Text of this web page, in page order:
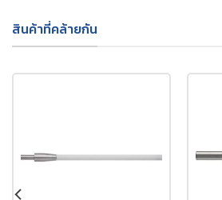
สินค้าที่คล้ายกัน